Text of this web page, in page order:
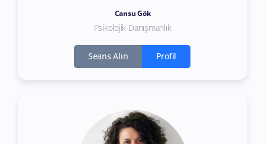
Cansu Gök
Psikolojik Danışmanlık
Seans Alın Profil